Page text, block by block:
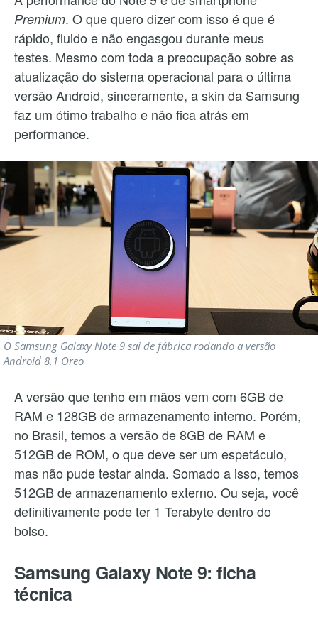
Premium. O que quero dizer com isso é que é
rápido, fluido e não engasgou durante meus
testes. Mesmo com toda a preocupação sobre as
atualização do sistema operacional para o última
versão Android, sinceramente, a skin da Samsung
faz um ótimo trabalho e não fica atrás em
performance.
O Samsung Galaxy Note 9 sai de fábrica rodando a versão
Android 8.1 Oreo
A versão que tenho em mãos vem com 6GB de
RAM e 128GB de armazenamento interno. Porém,
no Brasil, temos a versão de 8GB de RAM e
512GB de ROM, o que deve ser um espetáculo,
mas não pude testar ainda. Somado a isso, temos
512GB de armazenamento externo. Ou seja, você
definitivamente pode ter 1 Terabyte dentro do
bolso.
Samsung Galaxy Note 9: ficha
técnica